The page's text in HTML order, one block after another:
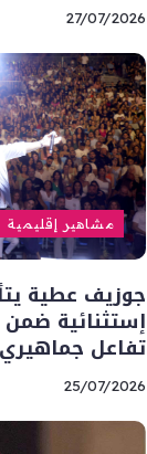
27/07/2026
مشاهير إقليمية
جوزيف عطية
إستثنائية
تفاعل
25/07/2026